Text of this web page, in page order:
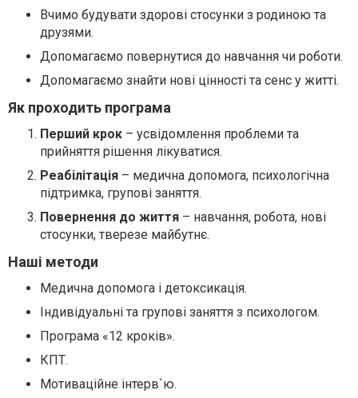
Вчимо будувати здорові стосунки з родиною та
друзями.
Допомагаємо повернутися до навчання чи роботи.
Допомагаємо знайти нові цінності та сенс у житті.
Як проходить програма
Перший крок – усвідомлення проблеми та
прийняття рішення лікуватися.
Реабілітація – медична допомога, психологічна
підтримка, групові заняття.
Повернення до життя – навчання, робота, нові
стосунки, тверезе майбутнє.
Наші методи
Медична допомога і детоксикація.
Індивідуальні та групові заняття з психологом.
Програма «12 кроків».
КПТ.
Мотиваційне інтерв`ю.